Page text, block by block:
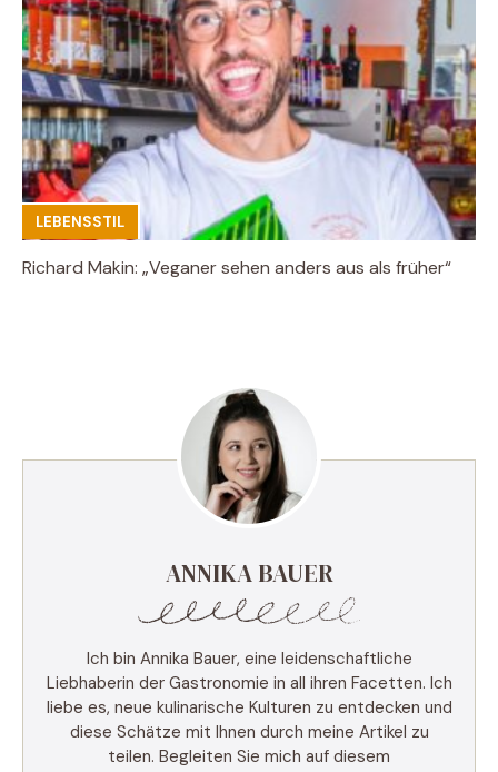
LEBENSSTIL
Richard Makin: „Veganer sehen anders aus als früher“
ANNIKA BAUER
Ich bin Annika Bauer, eine leidenschaftliche
Liebhaberin der Gastronomie in all ihren Facetten. Ich
liebe es, neue kulinarische Kulturen zu entdecken und
diese Schätze mit Ihnen durch meine Artikel zu
teilen. Begleiten Sie mich auf diesem